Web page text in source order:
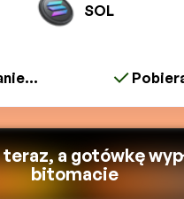
SOL
a gotówkę
bitomacie